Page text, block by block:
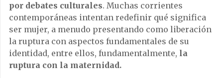
por debates culturales. Muchas corrientes
contemporáneas intentan redefinir qué significa
ser mujer, a menudo presentando como liberación
la ruptura con aspectos fundamentales de su
identidad, entre ellos, fundamentalmente, la
ruptura con la maternidad.